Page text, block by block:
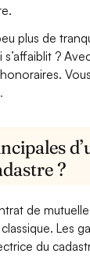
plus de
s’affaiblit ?
?
de
Les
du